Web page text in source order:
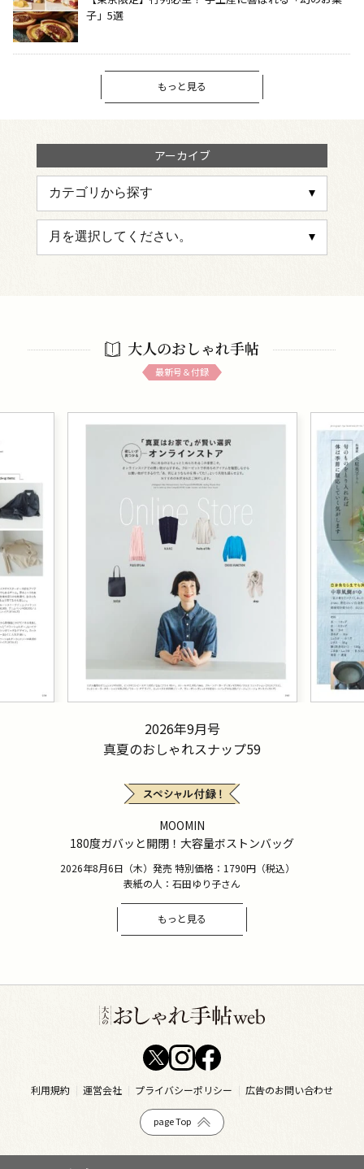
子」5選
もっと見る
アーカイブ
大人のおしゃれ手帖
最新号＆付録
2026年9月号
真夏のおしゃれスナップ59
MOOMIN
180度ガバッと開閉！大容量ボストンバッグ
2026年8月6日（木）発売 特別価格：1790円（税込）
表紙の人：石田ゆり子さん
もっと見る
利用規約 運営会社 プライバシーポリシー 広告のお問い合わせ
page Top